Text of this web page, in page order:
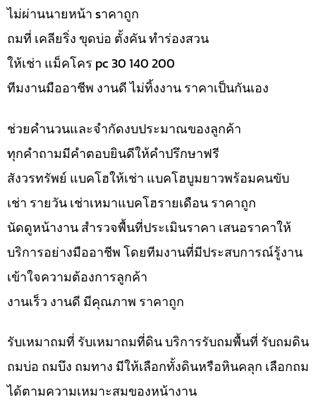
ไม่ผ่านนายหน้า sาคาถูก
ถมที่ เคลียริ่ง ขุดบ่อ ตั้งคัน ทำร่องสวน
ให้เช่า แม็คโคร pc 30 140 200
ทีมงานมืออาชีพ งานดี ไม่ทิ้งงาน ราคาเป็นกันเอง
ช่วยคำนวนและจำกัดงบประมาณของลูกค้า
ทุกคำถามมีคำตอบยินดีให้คำปรึกษาฟรี
สังวรทรัพย์ แบคโฮให้เช่า แบคโฮบูมยาวพร้อมคนขับ
เช่า รายวัน เช่าเหมาแบคโฮรายเดือน ราคาถูก
นัดดูหน้างาน สำรวจพื้นที่ประเมินราคา เสนอราคาให้
บริการอย่างมืออาชีพ โดยทีมงานที่มีประสบการณ์รู้งาน
เข้าใจความต้องการลูกค้า
งานเร็ว งานดี มีคุณภาพ ราคาถูก
รับเหมาถมที่ รับเหมาถมที่ดิน บริการรับถมพื้นที่ รับถมดิน
ถมบ่อ ถมบึง ถมทาง มีให้เลือกทั้งดินหรือหินคลุก เลือกถม
ได้ตามความเหมาะสมของหน้างาน